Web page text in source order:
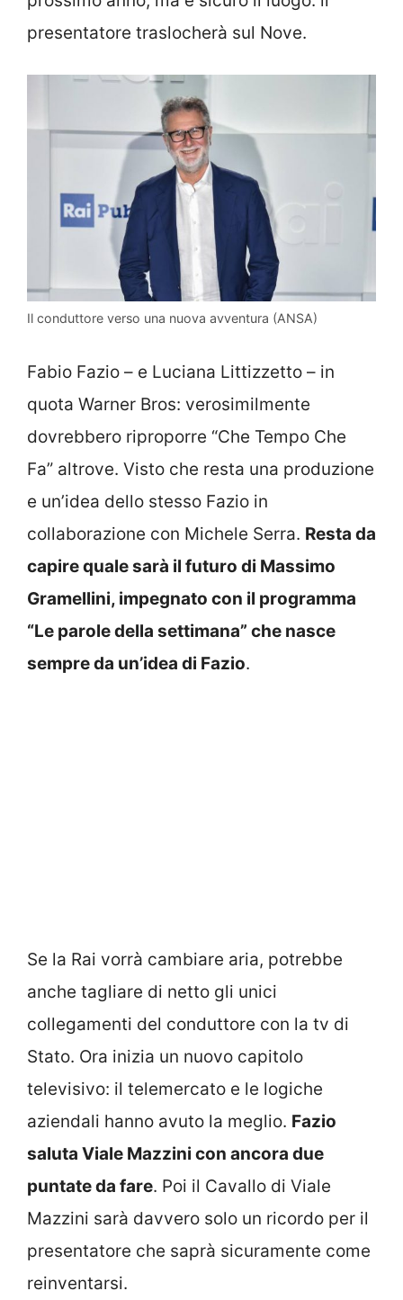
presentatore traslocherà sul Nove.
Il conduttore verso una nuova avventura (ANSA)
Fabio Fazio – e Luciana Littizzetto – in
quota Warner Bros: verosimilmente
dovrebbero riproporre “Che Tempo Che
Fa” altrove. Visto che resta una produzione
e un’idea dello stesso Fazio in
collaborazione con Michele Serra. Resta da
capire quale sarà il futuro di Massimo
Gramellini, impegnato con il programma
“Le parole della settimana” che nasce
sempre da un’idea di Fazio.
Se la Rai vorrà cambiare aria, potrebbe
anche tagliare di netto gli unici
collegamenti del conduttore con la tv di
Stato. Ora inizia un nuovo capitolo
televisivo: il telemercato e le logiche
aziendali hanno avuto la meglio. Fazio
saluta Viale Mazzini con ancora due
puntate da fare. Poi il Cavallo di Viale
Mazzini sarà davvero solo un ricordo per il
presentatore che saprà sicuramente come
reinventarsi.